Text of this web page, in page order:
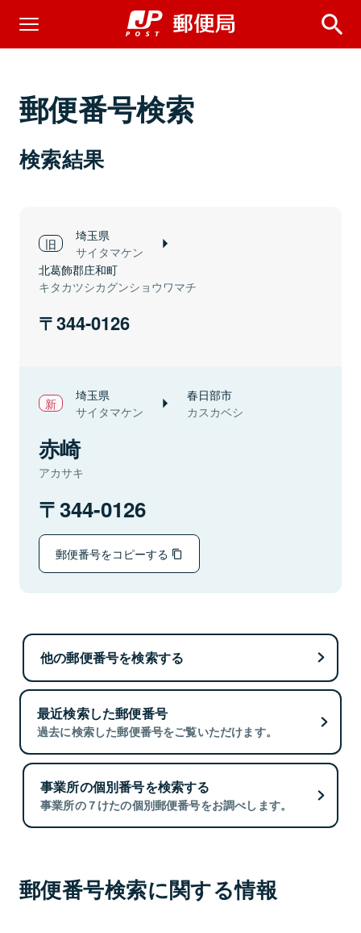
郵便番号検索
検索結果
埼玉県
サイタマケン
北葛飾郡庄和町
キタカツシカグンショウワマチ
344-0126
埼玉県
サイタマケン
春日部市
カスカベシ
赤崎
アカサキ
344-0126
郵便番号をコピーする
他の郵便番号を検索する
最近検索した郵便番号
過去に検索した郵便番号をご覧いただけます。
事業所の個別番号を検索する
事業所の７けたの個別郵便番号をお調べします。
郵便番号検索に関する情報